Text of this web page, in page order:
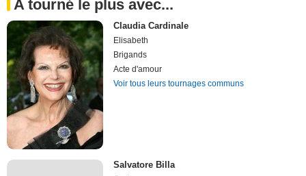
A tourné le plus avec...
Claudia Cardinale
Elisabeth
Brigands
Acte d'amour
Voir tous leurs tournages communs
Salvatore Billa